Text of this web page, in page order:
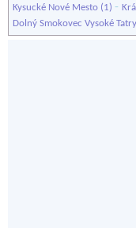
Kysucké Nové Mesto (1) -
Dolný Smokovec Vysoké Tatry